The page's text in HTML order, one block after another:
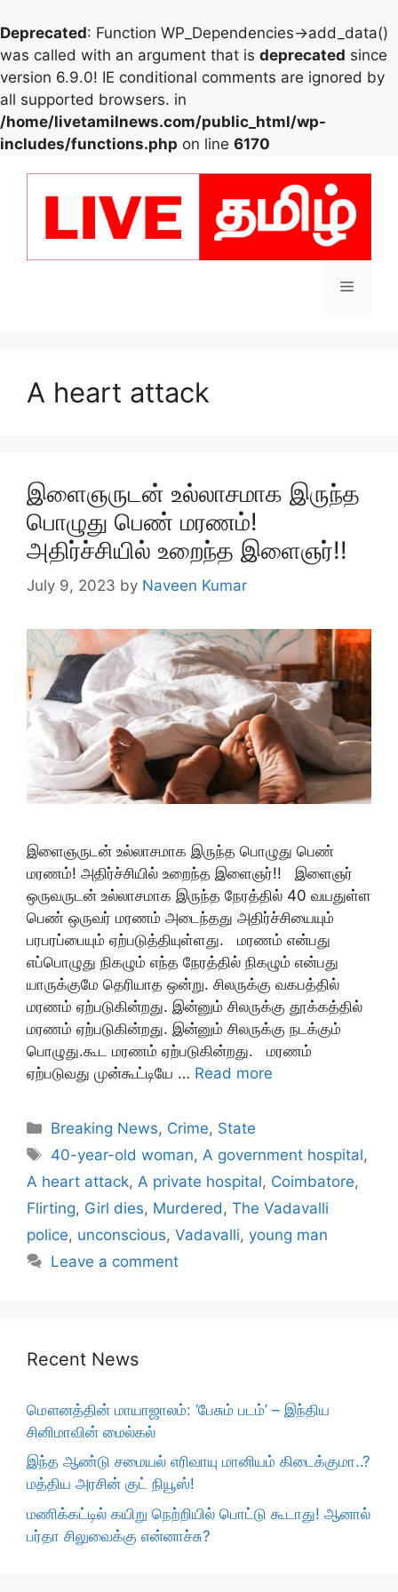
Deprecated: Function WP_Dependencies->add_data()
was called with an argument that is deprecated since
version 6.9.0! IE conditional comments are ignored by
all supported browsers. in
/home/livetamilnews.com/public_html/wp-
includes/functions.php on line 6170
Menu
A heart attack
இளைஞருடன் உல்லாசமாக இருந்த
பொழுது பெண் மரணம்!
அதிர்ச்சியில் உறைந்த இளைஞர்!!
July 9, 2023 by Naveen Kumar
இளைஞருடன் உல்லாசமாக இருந்த பொழுது பெண்
மரணம்! அதிர்ச்சியில் உறைந்த இளைஞர்!! இளைஞர்
ஒருவருடன் உல்லாசமாக இருந்த நேரத்தில் 40 வயதுள்ள
பெண் ஒருவர் மரணம் அடைந்தது அதிர்ச்சியையும்
பரபரப்பையும் ஏற்படுத்தியுள்ளது. மரணம் என்பது
எப்பொழுது நிகழும் எந்த நேரத்தில் நிகழும் என்பது
யாருக்குமே தெரியாத ஒன்று. சிலருக்கு வகபத்தில்
மரணம் ஏற்படுகின்றது. இன்னும் சிலருக்கு தூக்கத்தில்
மரணம் ஏற்படுகின்றது. இன்னும் சிலருக்கு நடக்கும்
பொழுது.கூட மரணம் ஏற்படுகின்றது. மரணம்
ஏற்படுவது முன்கூட்டியே … Read more
Categories
Breaking News, Crime, State
Tags
40-year-old woman, A government hospital,
A heart attack, A private hospital, Coimbatore,
Flirting, Girl dies, Murdered , The Vadavalli
police, unconscious, Vadavalli, young man
Leave a comment
Recent News
மௌனத்தின் மாயாஜாலம்: ‘பேசும் படம்’ – இந்திய
சினிமாவின் மைல்கல்
இந்த ஆண்டு சமையல் எரிவாயு மானியம் கிடைக்குமா..?
மத்திய அரசின் குட் நியூஸ்!
மணிக்கட்டில் கயிறு நெற்றியில் பொட்டு கூடாது! ஆனால்
பர்தா சிலுவைக்கு என்னாச்சு?